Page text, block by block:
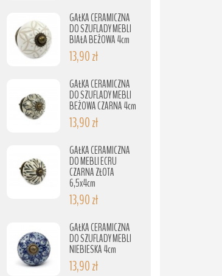
GAŁKA CERAMICZNA
DO SZUFLADY MEBLI
BIAŁA BEŻOWA 4cm
13,90 zł
GAŁKA CERAMICZNA
DO SZUFLADY MEBLI
BEŻOWA CZARNA 4cm
13,90 zł
GAŁKA CERAMICZNA
DO MEBLI ECRU
CZARNA ZŁOTA
6,5x4cm
13,90 zł
GAŁKA CERAMICZNA
DO SZUFLADY MEBLI
NIEBIESKA 4cm
13,90 zł